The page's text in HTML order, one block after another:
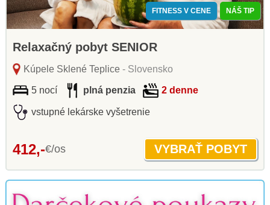
FITNESS V CENE NÁŠ TIP
Relaxačný pobyt SENIOR
Kúpele Sklené Teplice- Slovensko
5 nocí plná penzia 2 denne
vstupné lekárske vyšetrenie
412,-€/os